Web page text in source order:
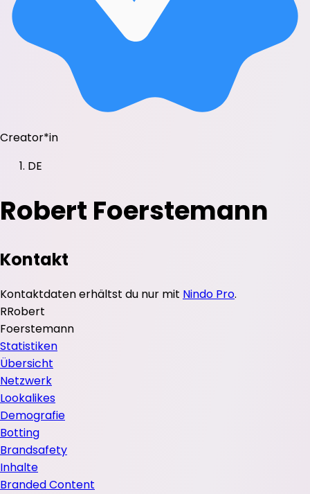
Creator*in
DE
Robert Foerstemann
Kontakt
Kontaktdaten erhältst du nur mit Nindo Pro.
RRobert
Foerstemann
Statistiken
Übersicht
Netzwerk
Lookalikes
Demografie
Botting
Brandsafety
Inhalte
Branded Content